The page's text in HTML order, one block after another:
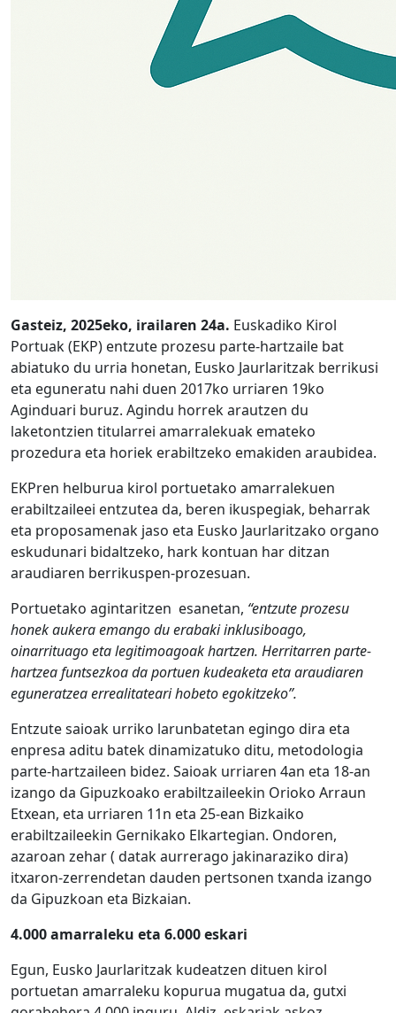
Gasteiz, 2025eko, irailaren 24a. Euskadiko Kirol
Portuak (EKP) entzute prozesu parte-hartzaile bat
abiatuko du urria honetan, Eusko Jaurlaritzak berrikusi
eta eguneratu nahi duen 2017ko urriaren 19ko
Aginduari buruz. Agindu horrek arautzen du
laketontzien titularrei amarralekuak emateko
prozedura eta horiek erabiltzeko emakiden araubidea.
EKPren helburua kirol portuetako amarralekuen
erabiltzaileei entzutea da, beren ikuspegiak, beharrak
eta proposamenak jaso eta Eusko Jaurlaritzako organo
eskudunari bidaltzeko, hark kontuan har ditzan
araudiaren berrikuspen-prozesuan.
Portuetako agintaritzen esanetan, “entzute prozesu
honek aukera emango du erabaki inklusiboago,
oinarrituago eta legitimoagoak hartzen. Herritarren parte-
hartzea funtsezkoa da portuen kudeaketa eta araudiaren
eguneratzea errealitateari hobeto egokitzeko”.
Entzute saioak urriko larunbatetan egingo dira eta
enpresa aditu batek dinamizatuko ditu, metodologia
parte-hartzaileen bidez. Saioak urriaren 4an eta 18-an
izango da Gipuzkoako erabiltzaileekin Orioko Arraun
Etxean, eta urriaren 11n eta 25-ean Bizkaiko
erabiltzaileekin Gernikako Elkartegian. Ondoren,
azaroan zehar ( datak aurrerago jakinaraziko dira)
itxaron-zerrendetan dauden pertsonen txanda izango
da Gipuzkoan eta Bizkaian.
4.000 amarraleku eta 6.000 eskari
Egun, Eusko Jaurlaritzak kudeatzen dituen kirol
portuetan amarraleku kopurua mugatua da, gutxi